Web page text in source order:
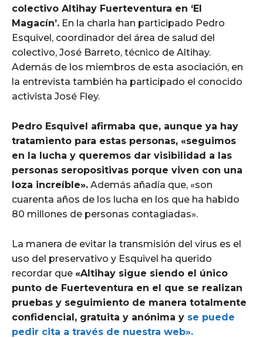
colectivo Altihay Fuerteventura en ‘El
Magacín’. En la charla han participado Pedro
Esquivel, coordinador del área de salud del
colectivo, José Barreto, técnico de Altihay.
Además de los miembros de esta asociación, en
la entrevista también ha participado el conocido
activista José Fley.
Pedro Esquivel afirmaba que, aunque ya hay
tratamiento para estas personas, «seguimos
en la lucha y queremos dar visibilidad a las
personas seropositivas porque viven con una
loza increíble». Además añadía que, «son
cuarenta años de los lucha en los que ha habido
80 millones de personas contagiadas».
La manera de evitar la transmisión del virus es el
uso del preservativo y Esquivel ha querido
recordar que «Altihay sigue siendo el único
punto de Fuerteventura en el que se realizan
pruebas y seguimiento de manera totalmente
confidencial, gratuita y anónima y se puede
pedir cita a través de nuestra web».